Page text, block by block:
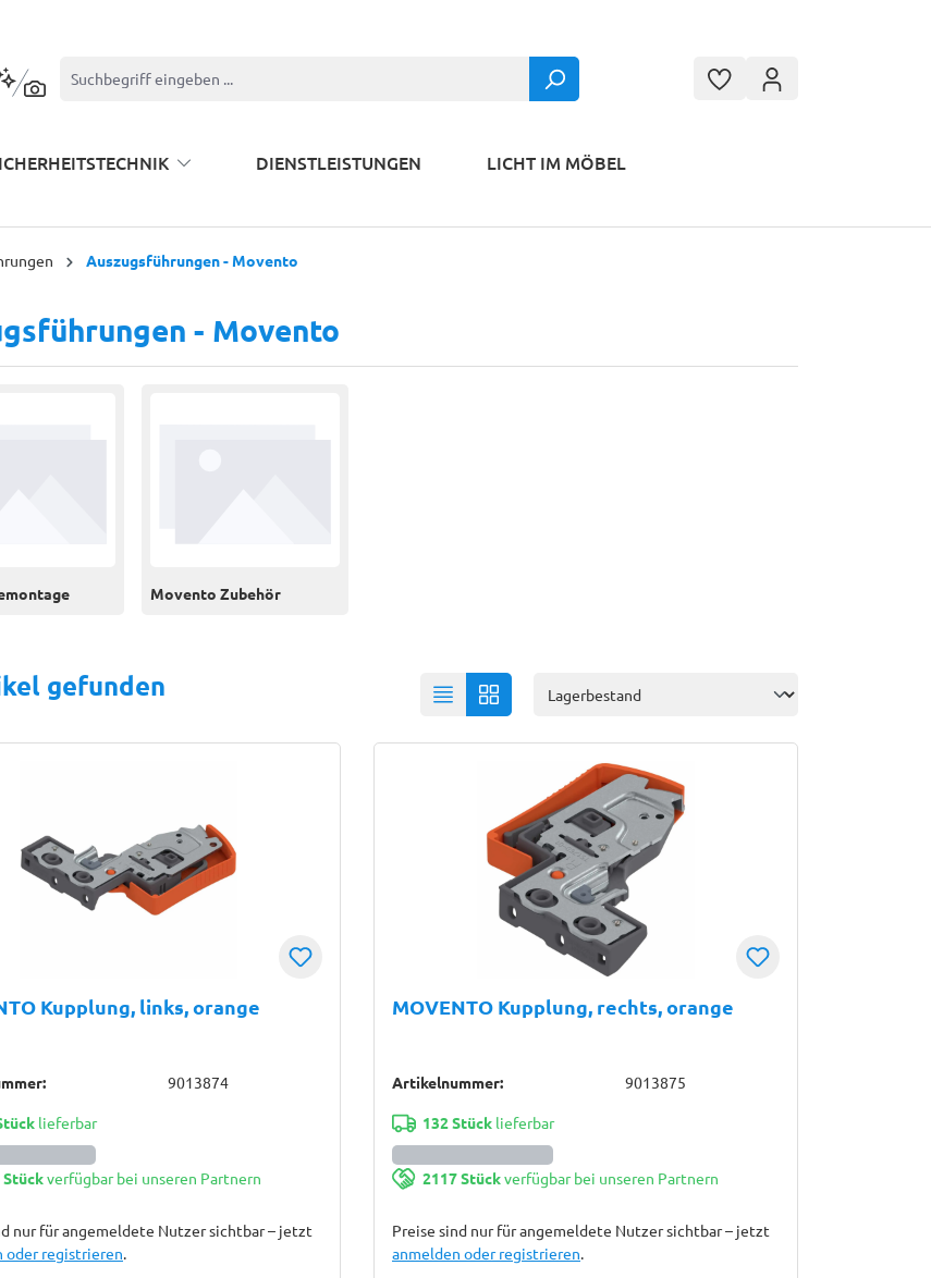
Suche
DIENSTLEISTUNGEN
LICHT IM MÖBEL
Auszugsführungen - Movento
- Movento
Movento Zubehör
gefunden
Kupplung, links, orange
9013874
lieferbar
Stückverfügbar bei unseren Partnern
nur für angemeldete Nutzer sichtbar – jetzt
oder registrieren.
MOVENTO Kupplung, rechts, orange
Artikelnummer: 9013875
132 Stücklieferbar
2117 Stückverfügbar bei unseren Partnern
Preise sind nur für angemeldete Nutzer sichtbar – jetzt
anmelden oder registrieren.